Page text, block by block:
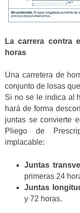
La carrera contra
horas
Una carretera de
conjunto de losas
Si no se le indica al
hará de forma
juntas se convierte
Pliego de
implacable:
Juntas
primeras 24
Juntas
y 72 horas.